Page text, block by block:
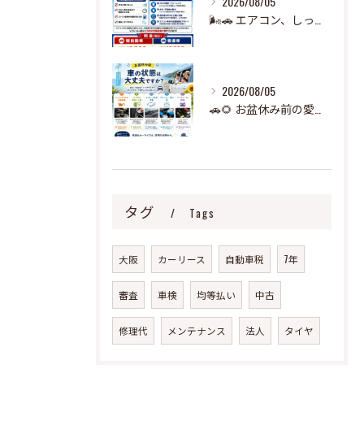
2026/08/05
タグ Tags
大阪 カーリース 自動車税 7年
審査 車検 均等払い 中古
修理代 メンテナンス 法人 タイヤ